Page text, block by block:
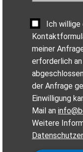
Ich willige
meiner
erforderlich
der Anfrage
Einwilligung
Mail an
Weitere